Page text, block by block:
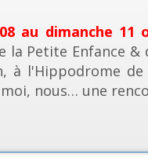
au dimanche 11
la Petite Enfance &
à l'Hippodrome
nous… une